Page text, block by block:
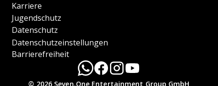
Karriere
Jugendschutz
Datenschutz
Datenschutzeinstellungen
Barrierefreiheit
© 2026 Seven.One Entertainment Group GmbH